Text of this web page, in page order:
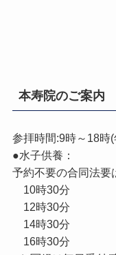
本寿院のご案内
参拝時間:9時～18時
●水子供養：
予約不要の合同法要
10時30分
12時30分
14時30分
16時30分